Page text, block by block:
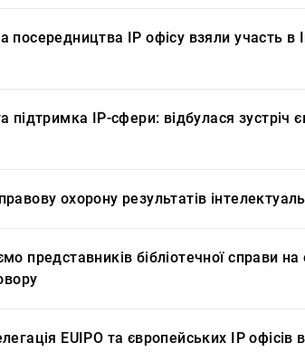
посередництва IP офісу взяли участь
підтримка ІР-сфери: відбулася зустріч
охорону результатів
представників бібліотечної справи на
EUIPO та європейських ІР офісів